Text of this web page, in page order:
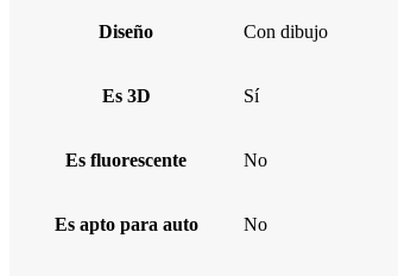
Diseño Con dibujo
Es 3D Sí
Es fluorescente No
Es apto para auto No